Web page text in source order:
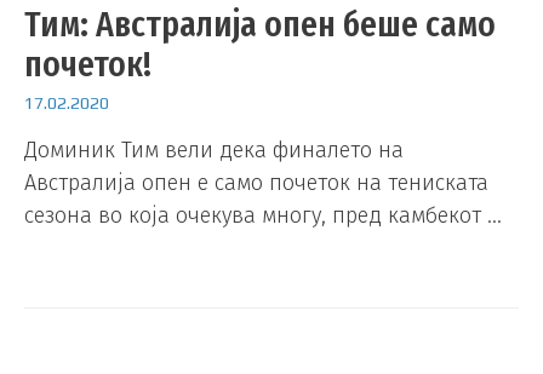
Тим: Австралија опен беше само
почеток!
17.02.2020
Доминик Тим вели дека финалето на
Австралија опен е само почеток на тениската
сезона во која очекува многу, пред камбекот …